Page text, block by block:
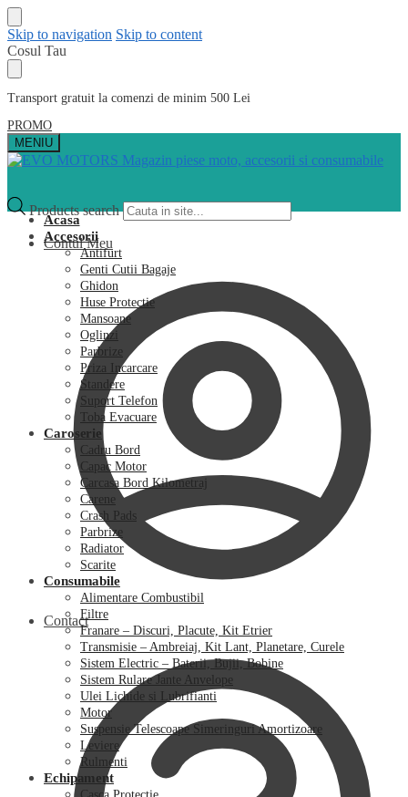
Skip to navigation Skip to content
Cosul Tau
Transport gratuit la comenzi de minim 500 Lei
PROMO
MENIU
Products search
Contul Meu
Contact
Acasa
Accesorii
Antifurt
Genti Cutii Bagaje
Ghidon
Huse Protectie
Mansoane
Oglinzi
Parbrize
Priza Incarcare
Standere
Suport Telefon
Toba Evacuare
Caroserie
Cadru Bord
Capac Motor
Carcasa Bord Kilometraj
Carene
Crash Pads
Parbrize
Radiator
Scarite
Consumabile
Alimentare Combustibil
Filtre
Franare – Discuri, Placute, Kit Etrier
Transmisie – Ambreiaj, Kit Lant, Planetare, Curele
Sistem Electric – Baterii, Bujii, Bobine
Sistem Rulare Jante Anvelope
Ulei Lichide si Lubrifianti
Motor
Suspensie Telescoape Simeringuri Amortizoare
Leviere
Rulmenti
Echipament